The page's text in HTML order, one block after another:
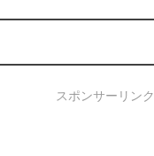
スポンサーリンク